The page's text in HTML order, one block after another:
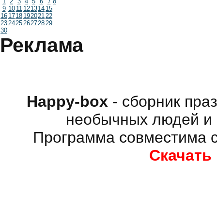
9 10 11 121314 15
16 1718 19202122
23242526272829
30
Реклама
Happy-box - сборник
необычных людей и
Программа совместима